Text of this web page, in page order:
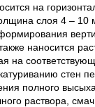
на
слоя 4 –
наносится
на
стен
полного
раствора,